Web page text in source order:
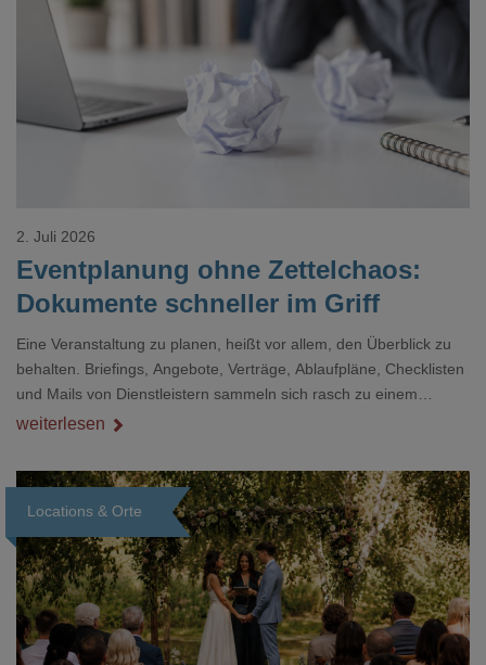
Loading...
Eventplanung ohne Zettelchaos:
Dokumente schneller im Griff
2. Juli 2026
Eine Veranstaltung zu planen, heißt vor allem, den Überblick zu
behalten. Briefings, Angebote, Verträge, Ablaufpläne, Checklisten
und Mails von Dienstleistern sammeln sich rasch zu einem
unübersichtlichen Stapel. Wer schon einmal kurz vor einem Event
Dokument gesucht hat, kennt das mulmige Gefühl.
weiterlesen
Locations & Orte
Loading...